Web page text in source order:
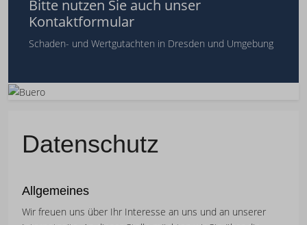
Bitte nutzen Sie auch unser
Kontaktformular
Schaden- und Wertgutachten in Dresden und Umgebung
Datenschutz
Allgemeines
Wir freuen uns über Ihr Interesse an uns und an unserer